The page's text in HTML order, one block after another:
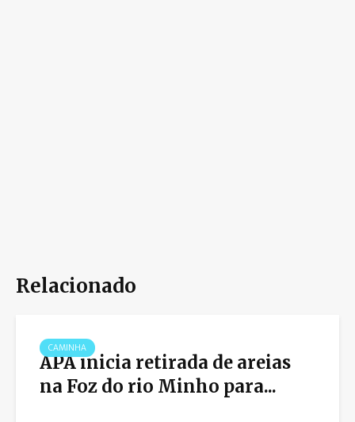
Relacionado
CAMINHA
APA inicia retirada de areias
na Foz do rio Minho para...